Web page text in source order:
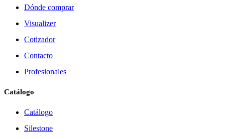
Dónde comprar
Visualizer
Cotizador
Contacto
Profesionales
Catálogo
Catálogo
Silestone